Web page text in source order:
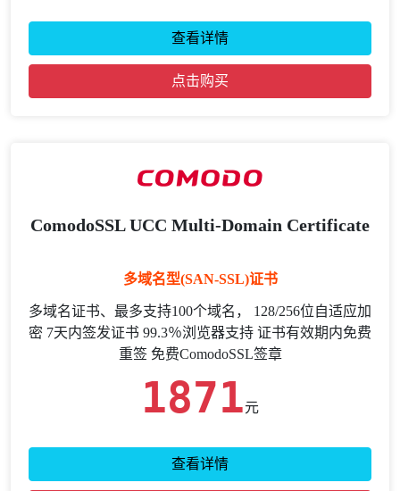
查看详情
点击购买
ComodoSSL UCC Multi-Domain Certificate
多域名型(SAN-SSL)证书
多域名证书、最多支持100个域名， 128/256位自适应加
密 7天内签发证书 99.3％浏览器支持 证书有效期内免费
重签 免费ComodoSSL签章
1871元
查看详情